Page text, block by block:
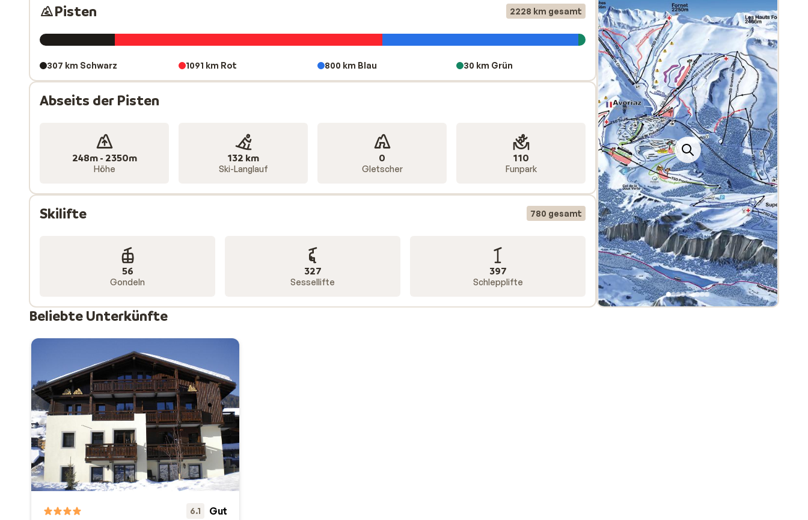
Pisten 2228 km gesamt
307 km Schwarz 1091 km Rot 800 km Blau 30 km Grün
Abseits der Pisten
248m - 2350m
Höhe
132 km
Ski-Langlauf
0
Gletscher
110
Funpark
Skilifte 780 gesamt
56
Gondeln
327
Sessellifte
397
Schlepplifte
Beliebte Unterkünfte
6.1 Gut